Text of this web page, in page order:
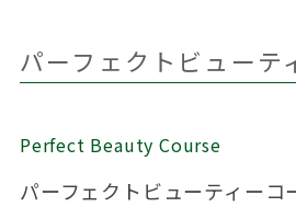
パーフェクトビューテ
Perfect Beauty Course
パーフェクトビューティーコ